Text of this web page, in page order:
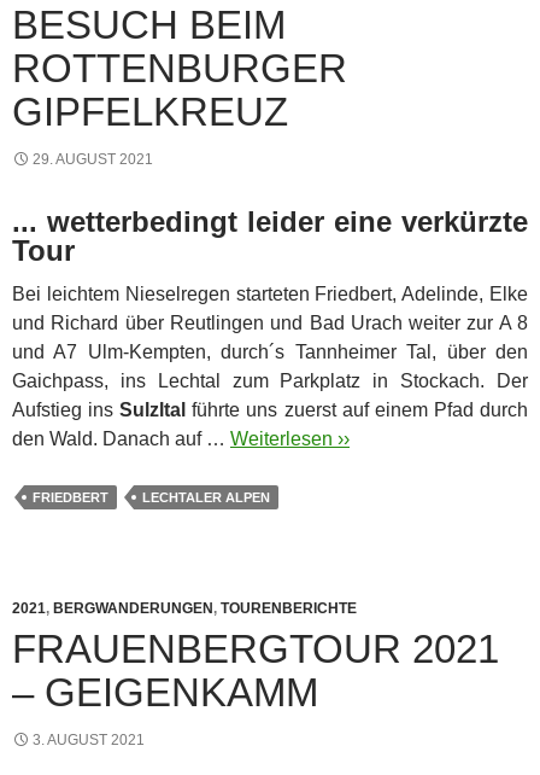
BESUCH BEIM
ROTTENBURGER
GIPFELKREUZ
29. AUGUST 2021
... wetterbedingt leider eine verkürzte
Tour
Bei leichtem Nieselregen starteten Friedbert, Adelinde, Elke
und Richard über Reutlingen und Bad Urach weiter zur A 8
und A7 Ulm-Kempten, durch´s Tannheimer Tal, über den
Gaichpass, ins Lechtal zum Parkplatz in Stockach.
Der
Aufstieg insSulzltal führte uns zuerst auf einem Pfad durch
den Wald. Danach auf … Weiterlesen ››
FRIEDBERT LECHTALER ALPEN
2021, BERGWANDERUNGEN, TOURENBERICHTE
FRAUENBERGTOUR 2021
– GEIGENKAMM
3. AUGUST 2021